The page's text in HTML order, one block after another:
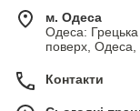
м. Одеса
Одеса:
поверх, Одеса,
Контакти